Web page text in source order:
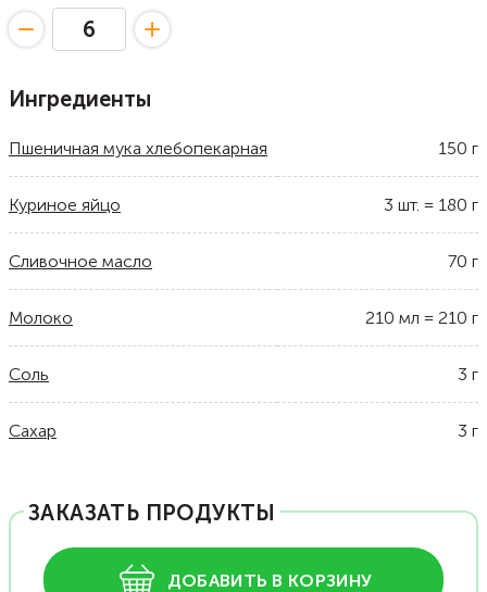
Ингредиенты
Пшеничная мука хлебопекарная 150 г
Куриное яйцо 3 шт. = 180 г
Сливочное масло 70 г
Молоко 210 мл = 210 г
Соль 3 г
Сахар 3 г
ЗАКАЗАТЬ ПРОДУКТЫ
ДОБАВИТЬ В КОРЗИНУ